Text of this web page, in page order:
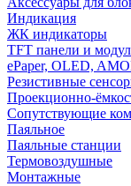
Индикация
ЖК индикаторы
TFT панели и
ePaper, OLED,
Резистивные
Проекционно-
Сопутствующие
Паяльное
Паяльные станции
Термовоздушные
Монтажные